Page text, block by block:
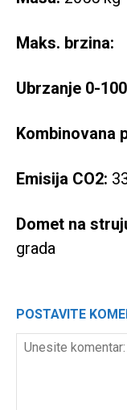
Maks. brzina:
Ubrzanje 0-
Kombinovana
Emisija CO2:
Domet na
grada
POSTAVITE